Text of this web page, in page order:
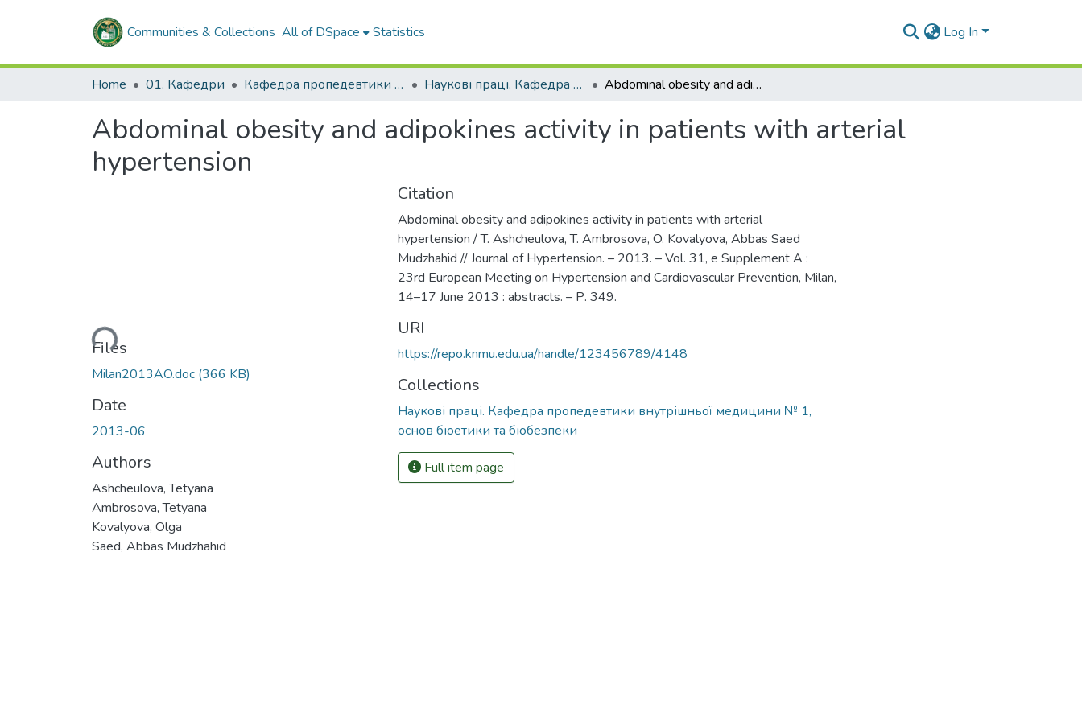
Communities & Collections All of DSpace Statistics Log In
Home 01. Кафедри Кафедра пропедевтики внутрішньої медицини № 1, основ біоетики та біобезпеки Наукові праці. Кафедра пропедевтики внутрішньої медицини № 1, основ біоетики та біобезпеки Abdominal obesity and adipokines activity in patients with arterial hypertension
Abdominal obesity and adipokines activity in patients with arterial
hypertension
Loading...
Files
Milan2013AO.doc (366 KB)
Date
2013-06
Authors
Ashcheulova, Tetyana
Ambrosova, Tetyana
Kovalyova, Olga
Saed, Abbas Mudzhahid
Citation
Abdominal obesity and adipokines activity in patients with arterial
hypertension / T. Ashcheulova, T. Ambrosova, O. Kovalyova, Abbas Saed
Mudzhahid // Journal of Hypertension. – 2013. – Vol. 31, e Supplement A :
23rd European Meeting on Hypertension and Cardiovascular Prevention, Milan,
14–17 June 2013 : abstracts. – Р. 349.
URI
https://repo.knmu.edu.ua/handle/123456789/4148
Collections
Наукові праці. Кафедра пропедевтики внутрішньої медицини № 1,
основ біоетики та біобезпеки
Full item page